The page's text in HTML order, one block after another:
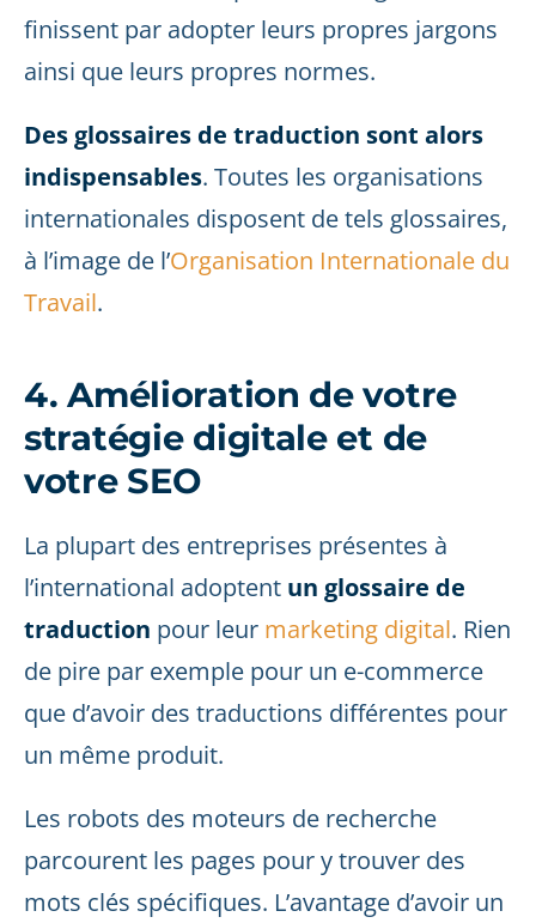
finissent par adopter leurs propres jargons
ainsi que leurs propres normes.
Des glossaires de traduction sont alors
indispensables. Toutes les organisations
internationales disposent de tels glossaires,
à l’image de l’Organisation Internationale du
Travail.
4. Amélioration de votre
stratégie digitale et de
votre SEO
La plupart des entreprises présentes à
l’international adoptent un glossaire de
traduction pour leur marketing digital. Rien
de pire par exemple pour un e-commerce
que d’avoir des traductions différentes pour
un même produit.
Les robots des moteurs de recherche
parcourent les pages pour y trouver des
mots clés spécifiques. L’avantage d’avoir un